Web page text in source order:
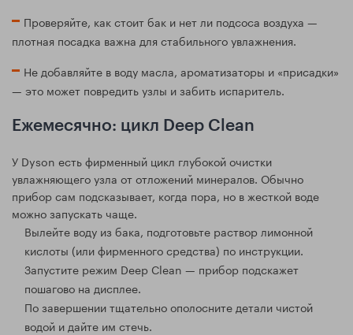
Проверяйте, как стоит бак и нет ли подсоса воздуха —
плотная посадка важна для стабильного увлажнения.
Не добавляйте в воду масла, ароматизаторы и «присадки»
— это может повредить узлы и забить испаритель.
Ежемесячно: цикл Deep Clean
У Dyson есть фирменный цикл глубокой очистки
увлажняющего узла от отложений минералов. Обычно
прибор сам подсказывает, когда пора, но в жесткой воде
можно запускать чаще.
Вылейте воду из бака, подготовьте раствор лимонной
кислоты (или фирменного средства) по инструкции.
Запустите режим Deep Clean — прибор подскажет
пошагово на дисплее.
По завершении тщательно ополосните детали чистой
водой и дайте им стечь.